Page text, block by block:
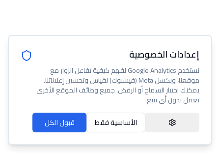
إعدادات الخصوصية
نستخدم Google Analytics لفهم كيفية تفاعل الزوار مع
موقعنا، وبكسل Meta (فيسبوك) لقياس وتحسين إعلاناتنا.
يمكنك اختيار السماح أو الرفض. جميع وظائف الموقع الأخرى
تعمل بدون أي تتبع.
قبول الكل
الأساسية فقط